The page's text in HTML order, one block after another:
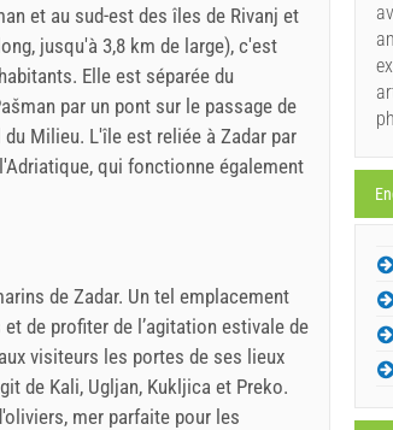
et au sud-est des îles de Rivanj et
jusqu'à 3,8 km de large), c'est
Elle est séparée du
par un pont sur le passage de
Milieu. L'île est reliée à Zadar par
qui fonctionne également
de Zadar. Un tel emplacement
de profiter de l’agitation estivale de
visiteurs les portes de ses lieux
de Kali, Ugljan, Kukljica et Preko.
mer parfaite pour les